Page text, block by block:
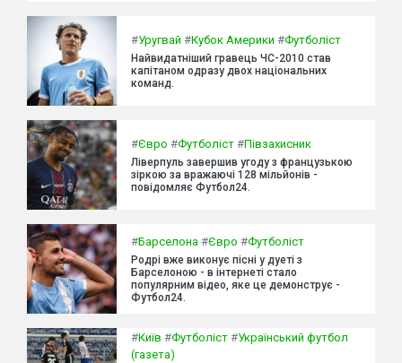
#Уругвай #Кубок Америки #Футболіст
Найвидатніший гравець ЧС-2010 став
капітаном одразу двох національних
команд.
#Євро #Футболіст #Півзахисник
Ліверпуль завершив угоду з французькою
зіркою за вражаючі 128 мільйонів -
повідомляє Футбол24.
#Барселона #Євро #Футболіст
Родрі вже виконує пісні у дуеті з
Барселоною - в інтернеті стало
популярним відео, яке це демонструє -
Футбол24.
#Київ #Футболіст #Український футбол
(газета)